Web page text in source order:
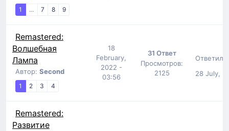
1 ... 7 8 9
Remastered:
Волшебная
Лампа
Автор: Second
1 2 3 4
18
February,
2022 -
03:56
31 Ответ
Просмотров:
2125
Ответил:
28 July,
Remastered:
Развитие